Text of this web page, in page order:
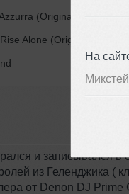
На
(Original Mix)
Alone (Original Mix)
и записывался
из Геленджика (
от Denon DJ